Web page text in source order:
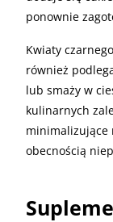
ponownie
Kwiaty
również
lub smaży w
kulinarnych
minimalizujące
obecnością